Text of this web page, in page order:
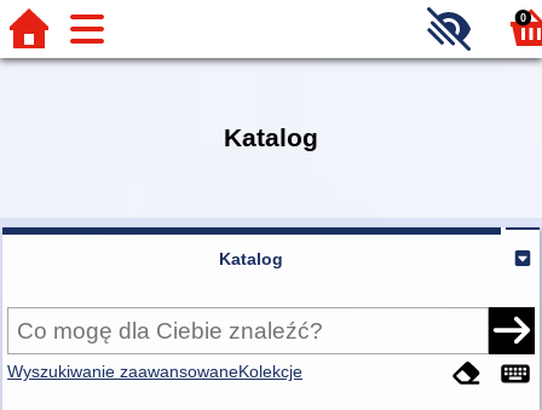
0
Katalog
Katalog
Wyszukiwanie zaawansowaneKolekcje